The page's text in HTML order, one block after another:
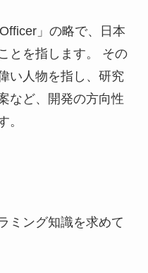
」の略で、日本
とを指します。 その
い人物を指し、研究
など、開発の方向性
。
ミング知識を求めて